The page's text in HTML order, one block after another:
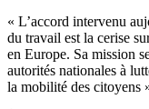
« L’accord intervenu
du travail est la cerise
en Europe. Sa mission
autorités nationales à
la mobilité des citoyens